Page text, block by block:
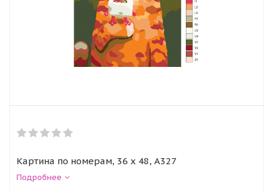
Картина по номерам, 36 x 48, A327
Подробнее